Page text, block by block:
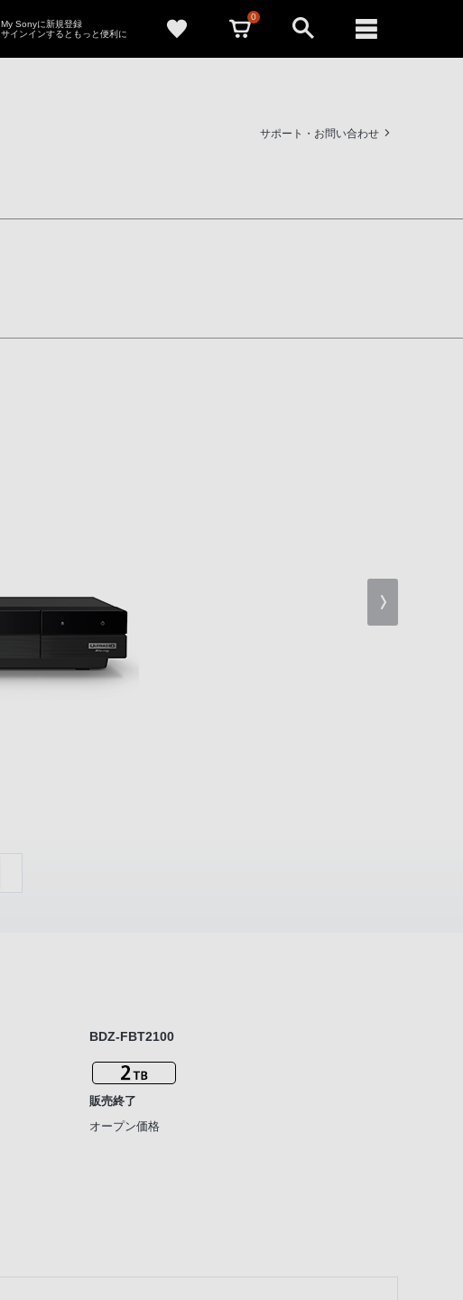
My Sonyに新規登録
サインインするともっと便利に
0
サポート・お問い合わせ
BDZ-FBT2100
販売終了
オープン価格